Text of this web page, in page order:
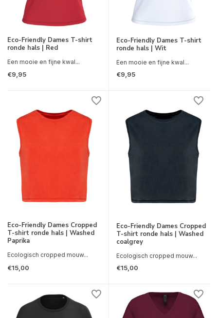
Eco-Friendly Dames T-shirt
ronde hals | Red
Een mooie en fijne kwal...
€9,95
Eco-Friendly Dames T-shirt
ronde hals | Wit
Een mooie en fijne kwal...
€9,95
Eco-Friendly Dames Cropped
T-shirt ronde hals | Washed
Paprika
Ecologisch cropped mouw...
€15,00
Eco-Friendly Dames Cropped
T-shirt ronde hals | Washed
coalgrey
Ecologisch cropped mouw...
€15,00